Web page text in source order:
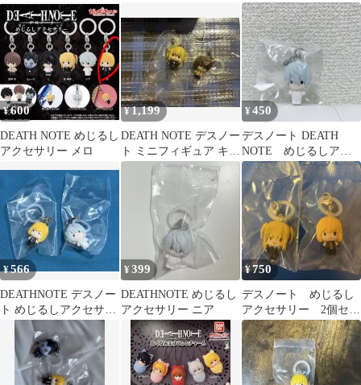
ト
¥600
DEATH NOTE めじるし
アクセサリー メロ
¥1,199
DEATH NOTE デスノー
ト ミニフィギュア キー
ホルダー 2種
¥450
デスノート DEATH
NOTE めじるしアク
セサリー ニア
¥566
DEATHNOTE デスノー
ト めじるしアクセサリ
ー メロ ニア
¥399
DEATHNOTE めじるし
アクセサリー ニア
¥750
デスノート めじるし
アクセサリー 2個セッ
ト